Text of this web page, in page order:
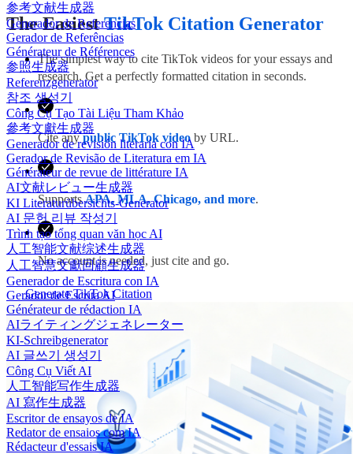
参考文献生成器
Generador de Referencias
Gerador de Referências
Générateur de Références
参照生成器
Referenzgenerator
참조 생성기
Công Cụ Tạo Tài Liệu Tham Khảo
參考文獻生成器
Generador de revisión literaria con IA
Gerador de Revisão de Literatura em IA
Générateur de revue de littérature IA
AI文献レビュー生成器
KI Literaturübersichts-Generator
AI 문헌 리뷰 작성기
Trình tạo tổng quan văn học AI
人工智能文献综述生成器
人工智慧文獻回顧生成器
Generador de Escritura con IA
Gerador de Escrita AI
Générateur de rédaction IA
AIライティングジェネレーター
KI-Schreibgenerator
AI 글쓰기 생성기
Công Cụ Viết AI
人工智能写作生成器
AI 寫作生成器
Escritor de ensayos de IA
Redator de ensaios com IA
Rédacteur d'essais IA
The EasiestTikTok Citation Generator
The simplest way to cite TikTok videos for your essays and
research. Get a perfectly formatted citation in seconds.
Cite anypublic TikTok video by URL.
SupportsAPA, MLA, Chicago, and more.
No account is needed, just cite and go.
Generate TikTok Citation